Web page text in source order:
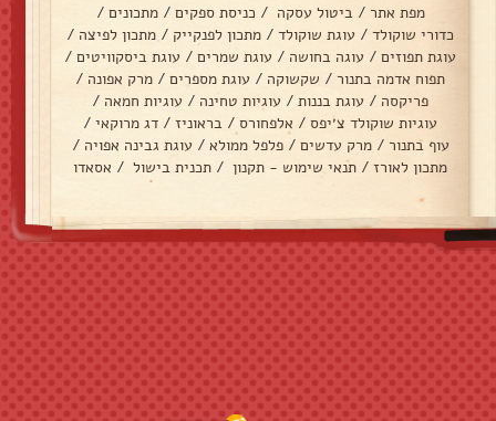
מפת אתר / ביטול עסקה / כניסת ספקים / מתכונים /
כדורי שוקולד / עוגת שוקולד / מתכון לפנקייק / מתכון לפיצה /
עוגת תפוזים / עוגה בחושה / עוגת שמרים / עוגת ביסקוויטים /
תפוח אדמה בתנור / שקשוקה / עוגת מספרים / מרק אפונה /
פריקסה / עוגת בננות / עוגיות טחינה / עוגיות חמאה /
עוגיות שוקולד צ׳יפס / אלפחורס / בראוניז / דג מרוקאי /
עוף בתנור / מרק עדשים / פלפל ממולא / עוגת גבינה אפויה /
מתכון לאורז / תנאי שימוש - תקנון / תכנית בישול / אסאדו